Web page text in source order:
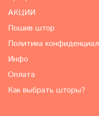
АКЦИИ
Пошив штор
Политика
Инфо
Оплата
Как выбрать шторы?